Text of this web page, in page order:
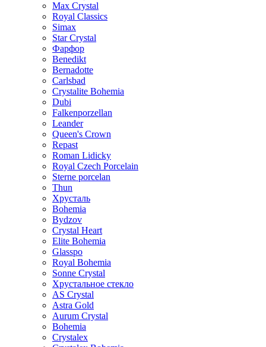
Max Crystal
Royal Classics
Simax
Star Crystal
Фарфор
Benedikt
Bernadotte
Carlsbad
Crystalite Bohemia
Dubi
Falkenporzellan
Leander
Queen's Crown
Repast
Roman Lidicky
Royal Czech Porcelain
Sterne porcelan
Thun
Хрусталь
Bohemia
Bydzov
Crystal Heart
Elite Bohemia
Glasspo
Royal Bohemia
Sonne Crystal
Хрустальное стекло
AS Crystal
Astra Gold
Aurum Crystal
Bohemia
Crystalex